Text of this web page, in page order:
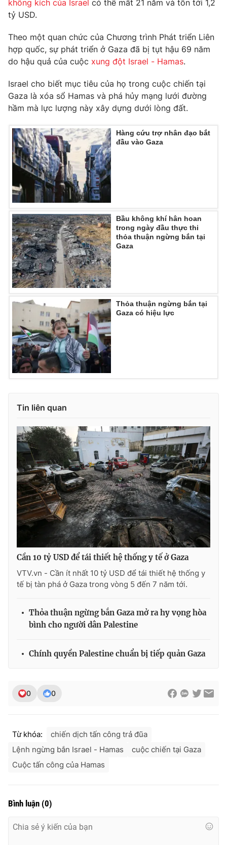
không kích của Israel có thể mất 21 năm và tốn tới 1,2
tỷ USD.
Theo một quan chức của Chương trình Phát triển Liên
hợp quốc, sự phát triển ở Gaza đã bị tụt hậu 69 năm
do hậu quả của cuộc xung đột Israel - Hamas.
Israel cho biết mục tiêu của họ trong cuộc chiến tại
Gaza là xóa sổ Hamas và phá hủy mạng lưới đường
hầm mà lực lượng này xây dựng dưới lòng đất.
Hàng cứu trợ nhân đạo bắt
đầu vào Gaza
Bầu không khí hân hoan
trong ngày đầu thực thi
thỏa thuận ngừng bắn tại
Gaza
Thỏa thuận ngừng bắn tại
Gaza có hiệu lực
Tin liên quan
Cần 10 tỷ USD để tái thiết hệ thống y tế ở Gaza
VTV.vn - Cần ít nhất 10 tỷ USD để tái thiết hệ thống y
tế bị tàn phá ở Gaza trong vòng 5 đến 7 năm tới.
Thỏa thuận ngừng bắn Gaza mở ra hy vọng hòa
bình cho người dân Palestine
Chính quyền Palestine chuẩn bị tiếp quản Gaza
0 0
Từ khóa:
chiến dịch tấn công trả đũa
Lệnh ngừng bắn Israel - Hamas
cuộc chiến tại Gaza
Cuộc tấn công của Hamas
Bình luận (0)